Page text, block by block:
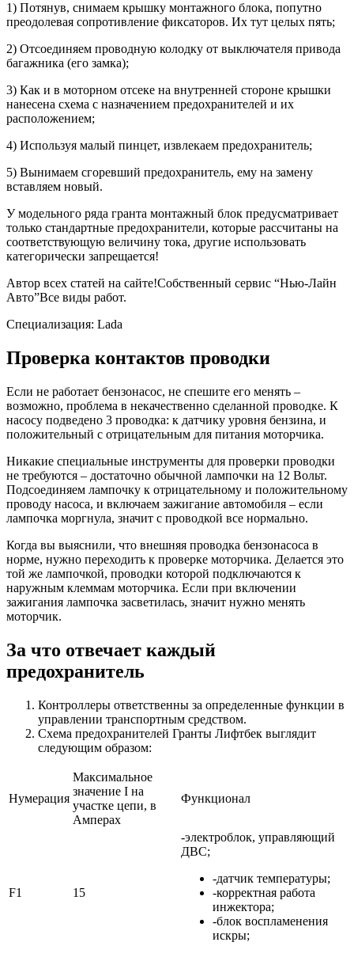
1) Потянув, снимаем крышку монтажного блока, попутно
преодолевая сопротивление фиксаторов. Их тут целых пять;
2) Отсоединяем проводную колодку от выключателя привода
багажника (его замка);
3) Как и в моторном отсеке на внутренней стороне крышки
нанесена схема с назначением предохранителей и их
расположением;
4) Используя малый пинцет, извлекаем предохранитель;
5) Вынимаем сгоревший предохранитель, ему на замену
вставляем новый.
У модельного ряда гранта монтажный блок предусматривает
только стандартные предохранители, которые рассчитаны на
соответствующую величину тока, другие использовать
категорически запрещается!
Автор всех статей на сайте!Собственный сервис “Нью-Лайн
Авто”Все виды работ.
Специализация: Lada
Проверка контактов проводки
Если не работает бензонасос, не спешите его менять –
возможно, проблема в некачественно сделанной проводке. К
насосу подведено 3 проводка: к датчику уровня бензина, и
положительный с отрицательным для питания моторчика.
Никакие специальные инструменты для проверки проводки
не требуются – достаточно обычной лампочки на 12 Вольт.
Подсоединяем лампочку к отрицательному и положительному
проводу насоса, и включаем зажигание автомобиля – если
лампочка моргнула, значит с проводкой все нормально.
Когда вы выяснили, что внешняя проводка бензонасоса в
норме, нужно переходить к проверке моторчика. Делается это
той же лампочкой, проводки которой подключаются к
наружным клеммам моторчика. Если при включении
зажигания лампочка засветилась, значит нужно менять
моторчик.
За что отвечает каждый
предохранитель
Контроллеры ответственны за определенные функции в
управлении транспортным средством.
Схема предохранителей Гранты Лифтбек выглядит
следующим образом:
Нумерация
Максимальное
значение I на
участке цепи, в
Амперах
Функционал
F1 15
-электроблок, управляющий
ДВС;
-датчик температуры;
-корректная работа
инжектора;
-блок воспламенения
искры;